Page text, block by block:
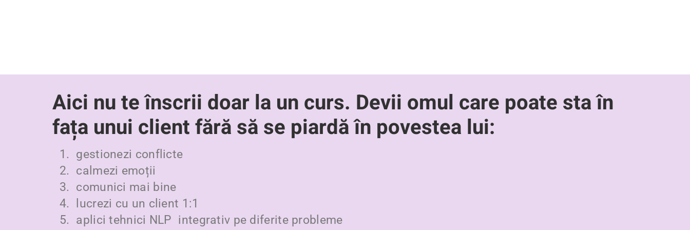
Aici nu te înscrii doar la un curs. Devii omul care poate sta în
fața unui client fără să se piardă în povestea lui:
gestionezi conflicte
calmezi emoții
comunici mai bine
lucrezi cu un client 1:1
aplici tehnici NLP integrativ pe diferite probleme